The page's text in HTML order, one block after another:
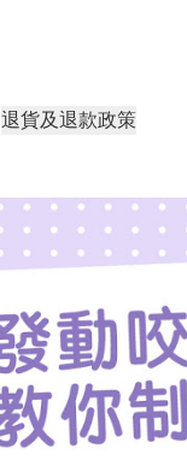
退貨及退款政策